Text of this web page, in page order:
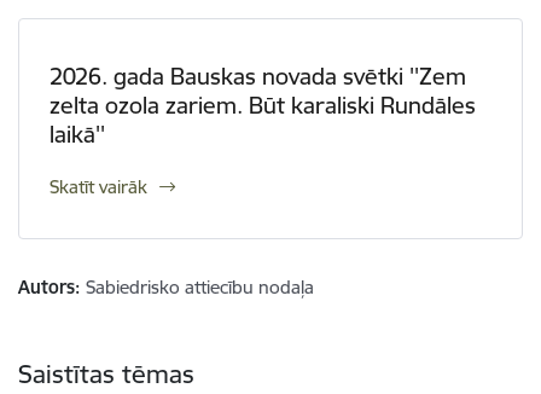
2026. gada Bauskas novada svētki ''Zem
zelta ozola zariem. Būt karaliski Rundāles
laikā''
Skatīt vairāk
Autors: Sabiedrisko attiecību nodaļa
Saistītas tēmas